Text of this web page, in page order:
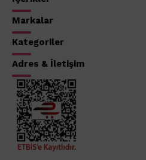
Markalar
Kategoriler
Adres & İletişim